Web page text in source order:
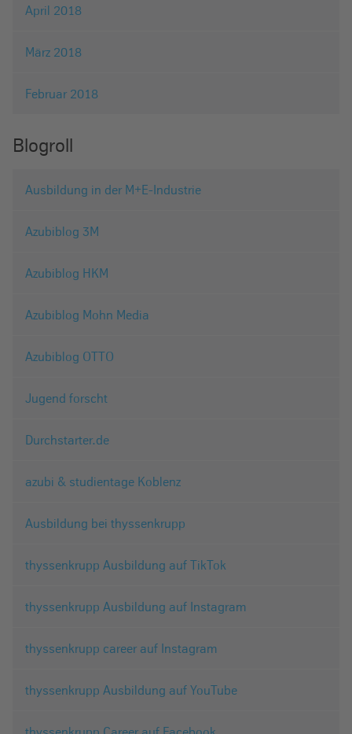
April 2018
März 2018
Februar 2018
Blogroll
Ausbildung in der M+E-Industrie
Azubiblog 3M
Azubiblog HKM
Azubiblog Mohn Media
Azubiblog OTTO
Jugend forscht
Durchstarter.de
azubi & studientage Koblenz
Ausbildung bei thyssenkrupp
thyssenkrupp Ausbildung auf TikTok
thyssenkrupp Ausbildung auf Instagram
thyssenkrupp career auf Instagram
thyssenkrupp Ausbildung auf YouTube